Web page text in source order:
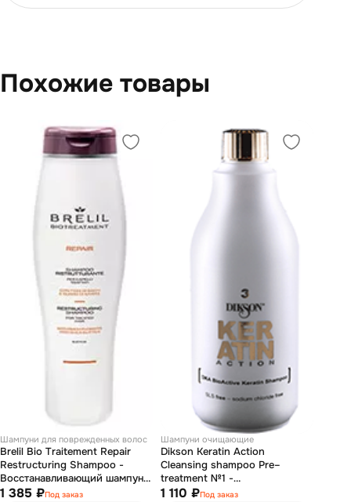
Похожие товары
Шампуни для поврежденных волос
Brelil Bio Traitement Repair
Restructuring Shampoo -
Восстанавливающий шампунь
250 мл
1 385 ₽Под заказ
Шампуни очищающие
Dikson Keratin Action
Cleansing shampoo Pre–
treatment №1 -
Подготовительный шампунь
1 110 ₽Под заказ